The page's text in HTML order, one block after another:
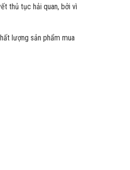
thủ tục hải quan, bởi vì
lượng sản phẩm mua